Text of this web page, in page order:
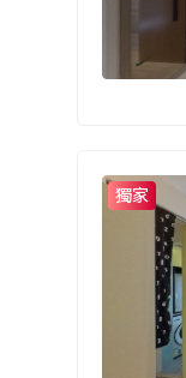
獨家